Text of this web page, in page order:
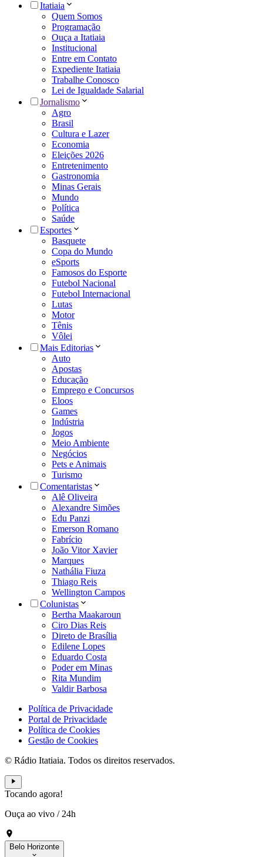
Itatiaia
Quem Somos
Programação
Ouça a Itatiaia
Institucional
Entre em Contato
Expediente Itatiaia
Trabalhe Conosco
Lei de Igualdade Salarial
Jornalismo
Agro
Brasil
Cultura e Lazer
Economia
Eleições 2026
Entretenimento
Gastronomia
Minas Gerais
Mundo
Política
Saúde
Esportes
Basquete
Copa do Mundo
eSports
Famosos do Esporte
Futebol Nacional
Futebol Internacional
Lutas
Motor
Tênis
Vôlei
Mais Editorias
Auto
Apostas
Educação
Emprego e Concursos
Eloos
Games
Indústria
Jogos
Meio Ambiente
Negócios
Pets e Animais
Turismo
Comentaristas
Alê Oliveira
Alexandre Simões
Edu Panzi
Emerson Romano
Fabrício
João Vitor Xavier
Marques
Nathália Fiuza
Thiago Reis
Wellington Campos
Colunistas
Bertha Maakaroun
Ciro Dias Reis
Direto de Brasília
Edilene Lopes
Eduardo Costa
Poder em Minas
Rita Mundim
Valdir Barbosa
Política de Privacidade
Portal de Privacidade
Política de Cookies
Gestão de Cookies
© Rádio Itatiaia. Todos os direitos reservados.
Tocando agora!
Ouça ao vivo / 24h
Belo Horizonte